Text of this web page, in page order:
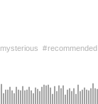
mysterious recommended